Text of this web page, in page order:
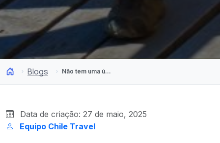
Blogs Não tem uma única rua! Assim é uma das aldeias mais mágicas do Chile
Data de criação: 27 de maio, 2025
Equipo Chile Travel